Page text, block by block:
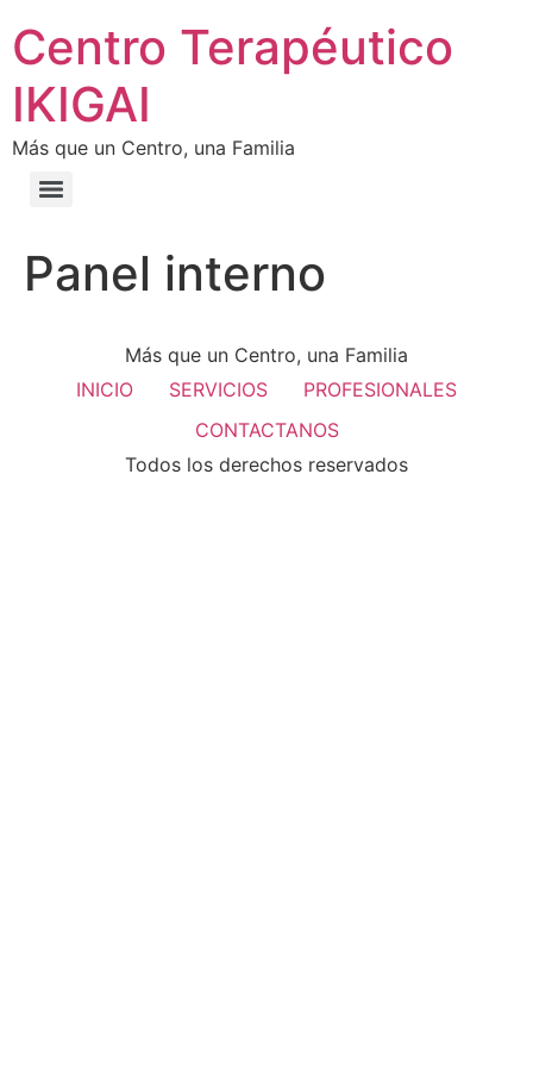
Centro Terapéutico
IKIGAI
Más que un Centro, una Familia
Panel interno
Más que un Centro, una Familia
INICIO
SERVICIOS
PROFESIONALES
CONTACTANOS
Todos los derechos reservados